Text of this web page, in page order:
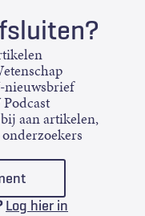
nieuwsbrief
aan artikelen,
Log hier in